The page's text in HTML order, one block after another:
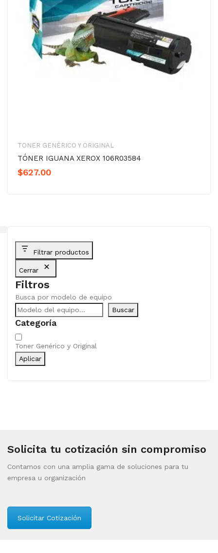
TONER GENÉRICO Y ORIGINAL
TÓNER IGUANA XEROX 106R03584
$627.00
Filtrar productos
Cerrar
Filtros
Busca por modelo de equipo
Buscar
Categoría
Categoría
Toner Genérico y Original
Aplicar
Solicita tu cotización sin compromiso
Contamos con una amplia gama de soluciones para tu
empresa u organización
Solicitar Cotización